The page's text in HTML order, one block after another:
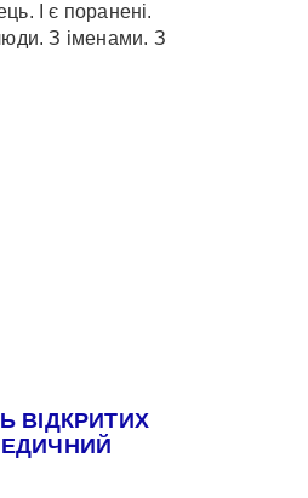
І є поранені.
З іменами. З
ВІДКРИТИХ